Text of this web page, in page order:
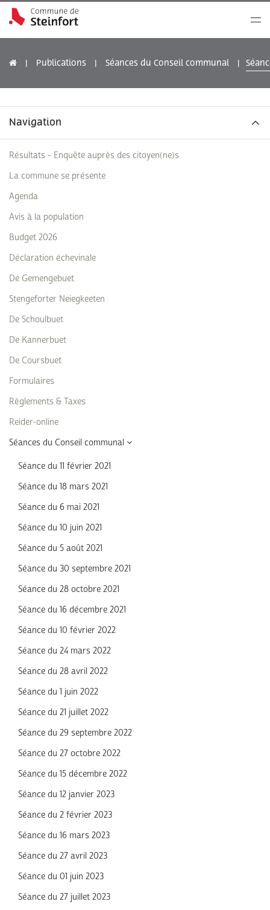
Publications Séances du Conseil communal
Navigation
Résultats - Enquête auprès des citoyen(ne)s
La commune se présente
Agenda
Avis à la population
Budget 2026
Déclaration échevinale
De Gemengebuet
Stengeforter Neiegkeeten
De Schoulbuet
De Kannerbuet
De Coursbuet
Formulaires
Règlements & Taxes
Reider-online
Séances du Conseil communal
Séance du 11 février 2021
Séance du 18 mars 2021
Séance du 6 mai 2021
Séance du 10 juin 2021
Séance du 5 août 2021
Séance du 30 septembre 2021
Séance du 28 octobre 2021
Séance du 16 décembre 2021
Séance du 10 février 2022
Séance du 24 mars 2022
Séance du 28 avril 2022
Séance du 1 juin 2022
Séance du 21 juillet 2022
Séance du 29 septembre 2022
Séance du 27 octobre 2022
Séance du 15 décembre 2022
Séance du 12 janvier 2023
Séance du 2 février 2023
Séance du 16 mars 2023
Séance du 27 avril 2023
Séance du 01 juin 2023
Séance du 27 juillet 2023